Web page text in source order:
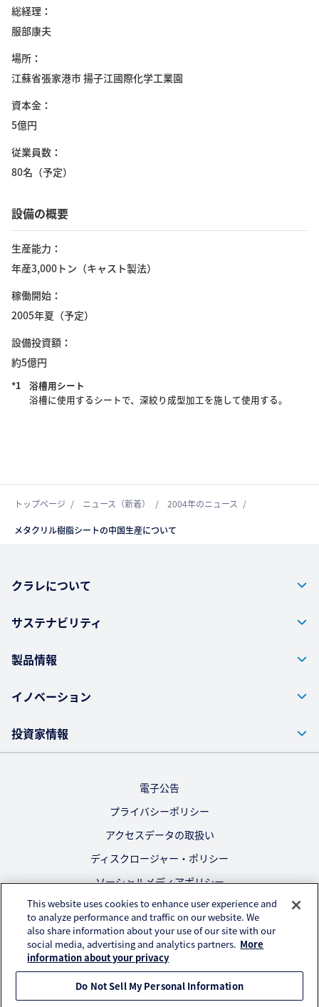
総経理
服部康夫
場所
江蘇省張家港市 揚子江國際化学工業園
資本金
5億円
従業員数
80名（予定）
設備の概要
生産能力
年産3,000トン（キャスト製法）
稼働開始
2005年夏（予定）
設備投資額
約5億円
*1
浴槽用シート
浴槽に使用するシートで、深絞り成型加工を施して使用する。
トップページ ニュース（新着） 2004年のニュース
メタクリル樹脂シートの中国生産について
クラレについて
サステナビリティ
製品情報
イノベーション
投資家情報
電子公告
プライバシーポリシー
アクセスデータの取扱い
ディスクロージャー・ポリシー
ソーシャルメディアポリシー
ご利用にあたって
公式SNS
© KURARAY CO., LTD. All RIGHTS RESERVED.
This website uses cookies to enhance user experience and
to analyze performance and traffic on our website. We
also share information about your use of our site with our
social media, advertising and analytics partners. More
information about your privacy
Do Not Sell My Personal Information